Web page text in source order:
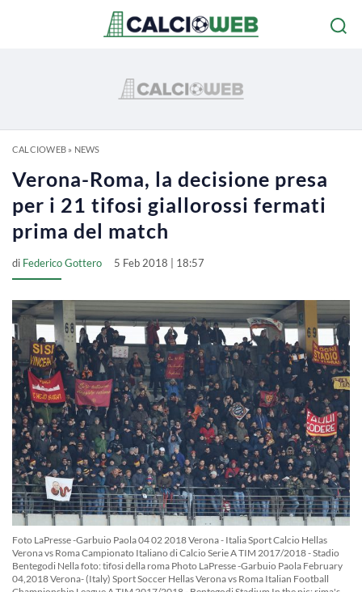
CALCIOWEB» NEWS
Verona-Roma, la decisione presa
per i 21 tifosi giallorossi fermati
prima del match
di Federico Gottero 5 Feb 2018 | 18:57
Foto LaPresse -Garbuio Paola 04 02 2018 Verona - Italia Sport Calcio Hellas
Verona vs Roma Campionato Italiano di Calcio Serie A TIM 2017/2018 - Stadio
Bentegodi Nella foto: tifosi della roma Photo LaPresse -Garbuio Paola February
04,2018 Verona- (Italy) Sport Soccer Hellas Verona vs Roma Italian Football